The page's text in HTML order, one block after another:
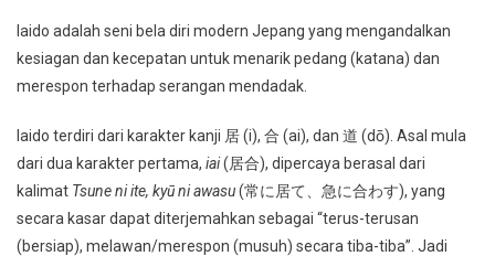
Iaido adalah seni bela diri modern Jepang yang mengandalkan
kesiagan dan kecepatan untuk menarik pedang (katana) dan
merespon terhadap serangan mendadak.
Iaido terdiri dari karakter kanji 居 (i), 合 (ai), dan 道 (dō). Asal mula
dari dua karakter pertama, iai(居合), dipercaya berasal dari
kalimat Tsune ni ite, kyū ni awasu(常に居て、急に合わす), yang
secara kasar dapat diterjemahkan sebagai “terus-terusan
(bersiap), melawan/merespon (musuh) secara tiba-tiba”. Jadi